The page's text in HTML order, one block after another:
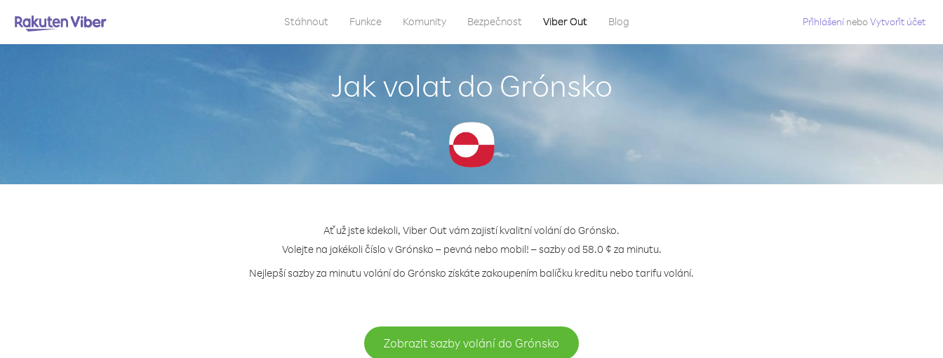
Stáhnout Funkce Komunity Bezpečnost Viber Out Blog Přihlášení neboVytvořit účet
Jak volat do Grónsko
Ať už jste kdekoli, Viber Out vám zajistí kvalitní volání do Grónsko.
Volejte na jakékoli číslo v Grónsko – pevná nebo mobil! – sazby od 58.0 ¢ za minutu.
Nejlepší sazby za minutu volání do Grónsko získáte zakoupením balíčku kreditu nebo tarifu volání.
Zobrazit sazby volání do Grónsko